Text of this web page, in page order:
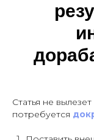
Статья не
потребуется